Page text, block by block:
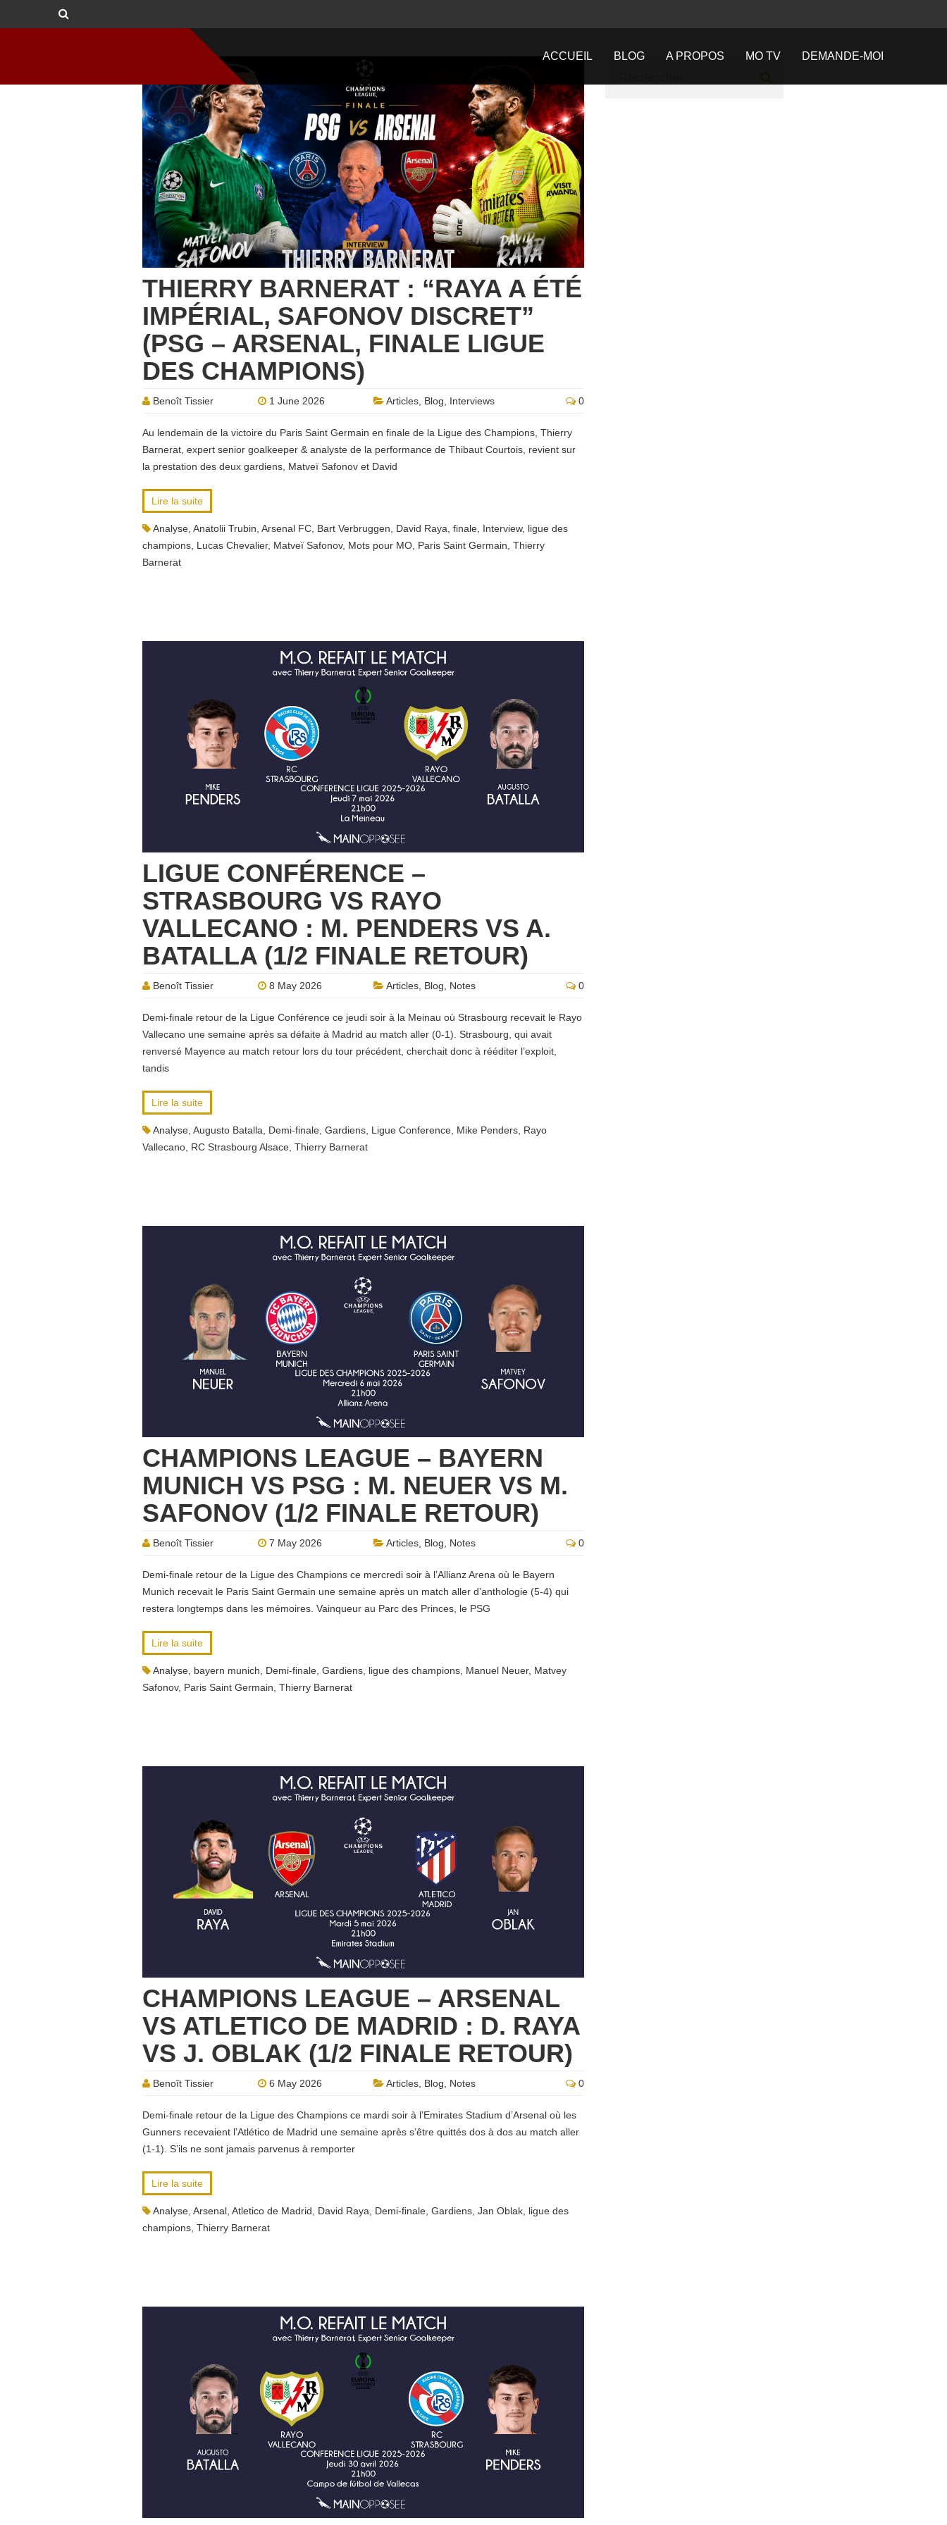
ACCUEIL BLOG A PROPOS MO TV DEMANDE-MOI
THIERRY BARNERAT : “RAYA A ÉTÉ
IMPÉRIAL, SAFONOV DISCRET”
(PSG – ARSENAL, FINALE LIGUE
DES CHAMPIONS)
Benoît Tissier 1 June 2026 Articles Blog Interviews 0
Au lendemain de la victoire du Paris Saint Germain en finale de la Ligue des Champions, Thierry
Barnerat, expert senior goalkeeper & analyste de la performance de Thibaut Courtois, revient sur
la prestation des deux gardiens, Matveï Safonov et David
Lire la suite
Analyse Anatolii Trubin Arsenal FC Bart Verbruggen David Raya finale Interview, ligue des
champions Lucas Chevalier, Matveï Safonov, Mots pour MO Paris Saint Germain Thierry
Barnerat
LIGUE CONFÉRENCE –
STRASBOURG VS RAYO
VALLECANO : M. PENDERS VS A.
BATALLA (1/2 FINALE RETOUR)
Benoît Tissier 8 May 2026 Articles Blog Notes 0
Demi-finale retour de la Ligue Conférence ce jeudi soir à la Meinau où Strasbourg recevait le Rayo
Vallecano une semaine après sa défaite à Madrid au match aller (0-1). Strasbourg, qui avait
renversé Mayence au match retour lors du tour précédent, cherchait donc à rééditer l’exploit,
tandis
Lire la suite
Analyse Augusto Batalla Demi-finale Gardiens Ligue Conference Mike Penders Rayo
Vallecano RC Strasbourg Alsace Thierry Barnerat
CHAMPIONS LEAGUE – BAYERN
MUNICH VS PSG : M. NEUER VS M.
SAFONOV (1/2 FINALE RETOUR)
Benoît Tissier 7 May 2026 Articles Blog Notes 0
Demi-finale retour de la Ligue des Champions ce mercredi soir à l’Allianz Arena où le Bayern
Munich recevait le Paris Saint Germain une semaine après un match aller d’anthologie (5-4) qui
restera longtemps dans les mémoires. Vainqueur au Parc des Princes, le PSG
Lire la suite
Analyse bayern munich Demi-finale Gardiens ligue des champions Manuel Neuer, Matvey
Safonov, Paris Saint Germain Thierry Barnerat
CHAMPIONS LEAGUE – ARSENAL
VS ATLETICO DE MADRID : D. RAYA
VS J. OBLAK (1/2 FINALE RETOUR)
Benoît Tissier 6 May 2026 Articles Blog Notes 0
Demi-finale retour de la Ligue des Champions ce mardi soir à l’Emirates Stadium d’Arsenal où les
Gunners recevaient l’Atlético de Madrid une semaine après s’être quittés dos à dos au match aller
(1-1). S’ils ne sont jamais parvenus à remporter
Lire la suite
Analyse Arsenal Atletico de Madrid David Raya Demi-finale Gardiens Jan Oblak ligue des
champions Thierry Barnerat